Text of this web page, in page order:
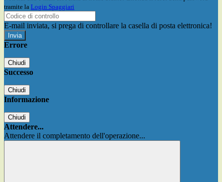
tramite la Login Spaggiari
E-mail inviata, si prega di controllare la casella di posta elettronica!
Errore
Chiudi
Successo
Chiudi
Informazione
Chiudi
Attendere...
Attendere il completamento dell'operazione...